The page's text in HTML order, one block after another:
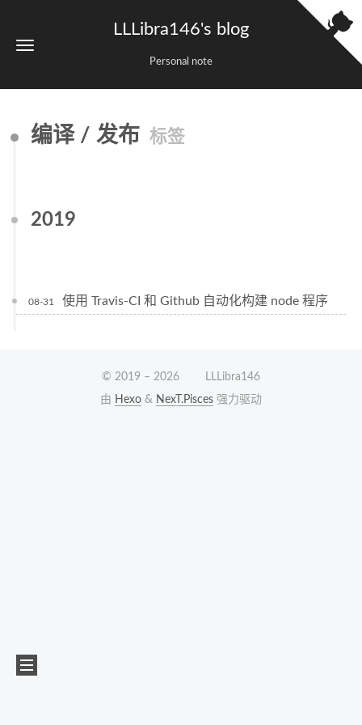
LLLibra146's blog
Personal note
编译 / 发布 标签
2019
08-31 使用 Travis-CI 和 Github 自动化构建 node 程序
© 2019 –2026
LLLibra146
由 Hexo & NexT.Pisces 强力驱动